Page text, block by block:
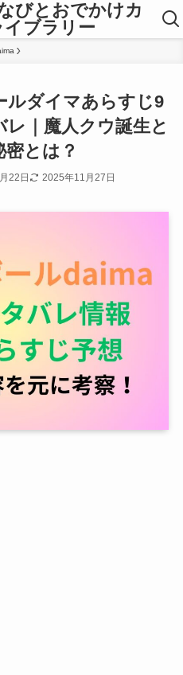
びとおでかけカ
ブラリー
ルダイマあらすじ9
｜魔人クウ誕生と
とは？
22日 2025年11月27日